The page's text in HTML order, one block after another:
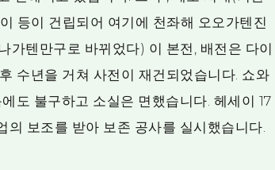
등이 건립되어 여기에 천좌해 오오가텐진
가텐만구로 바뀌었다) 이 본전, 배전은 다이
수년을 거쳐 사전이 재건되었습니다. 쇼와
도 불구하고 소실은 면했습니다. 헤세이 17
보조를 받아 보존 공사를 실시했습니다.